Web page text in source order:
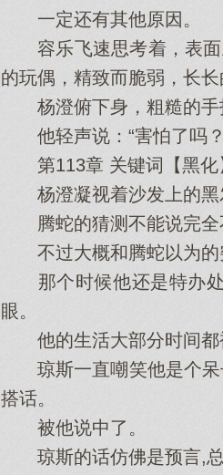
一定还有其他原因。
容乐飞速思考着，表面
的玩偶，精致而脆弱，长
杨澄俯下身，粗糙的手
他轻声说：“害怕了吗
第113章 关键词【黑化
杨澄凝视着沙发上的黑
腾蛇的猜测不能说完全
不过大概和腾蛇以为的
那个时候他还是特办处
眼。
他的生活大部分时间都
琼斯一直嘲笑他是个呆
搭话。
被他说中了。
琼斯的话仿佛是预言,总